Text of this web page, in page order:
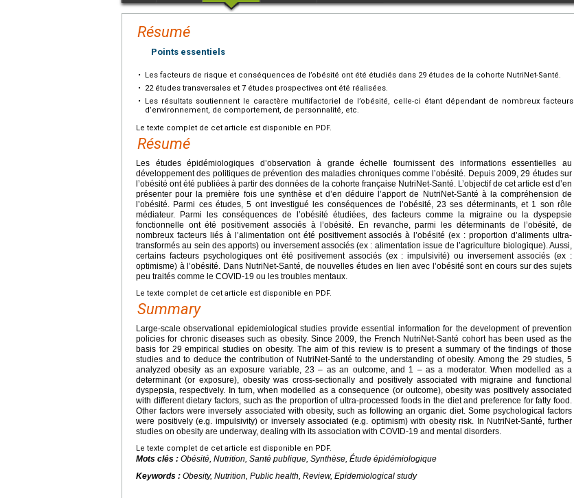
Résumé
Points essentiels
•
Les facteurs de risque et conséquences de l’obésité ont été étudiés dans 29 études de la cohorte NutriNet-Santé.
•
22 études transversales et 7 études prospectives ont été réalisées.
•
Les résultats soutiennent le caractère multifactoriel de l’obésité, celle-ci étant dépendant de nombreux facteurs
d’environnement, de comportement, de personnalité, etc.
Le texte complet de cet article est disponible en PDF.
Résumé
Les études épidémiologiques d’observation à grande échelle fournissent des informations essentielles au
développement des politiques de prévention des maladies chroniques comme l’obésité. Depuis 2009, 29 études sur
l’obésité ont été publiées à partir des données de la cohorte française NutriNet-Santé. L’objectif de cet article est d’en
présenter pour la première fois une synthèse et d’en déduire l’apport de NutriNet-Santé à la compréhension de
l’obésité. Parmi ces études, 5 ont investigué les conséquences de l’obésité, 23 ses déterminants, et 1 son rôle
médiateur. Parmi les conséquences de l’obésité étudiées, des facteurs comme la migraine ou la dyspepsie
fonctionnelle ont été positivement associés à l’obésité. En revanche, parmi les déterminants de l’obésité, de
nombreux facteurs liés à l’alimentation ont été positivement associés à l’obésité (ex : proportion d’aliments ultra-
transformés au sein des apports) ou inversement associés (ex : alimentation issue de l’agriculture biologique). Aussi,
certains facteurs psychologiques ont été positivement associés (ex : impulsivité) ou inversement associés (ex :
optimisme) à l’obésité. Dans NutriNet-Santé, de nouvelles études en lien avec l’obésité sont en cours sur des sujets
peu traités comme le COVID-19 ou les troubles mentaux.
Le texte complet de cet article est disponible en PDF.
Summary
Large-scale observational epidemiological studies provide essential information for the development of prevention
policies for chronic diseases such as obesity. Since 2009, the French NutriNet-Santé cohort has been used as the
basis for 29 empirical studies on obesity. The aim of this review is to present a summary of the findings of those
studies and to deduce the contribution of NutriNet-Santé to the understanding of obesity. Among the 29 studies, 5
analyzed obesity as an exposure variable, 23 – as an outcome, and 1 – as a moderator. When modelled as a
determinant (or exposure), obesity was cross-sectionally and positively associated with migraine and functional
dyspepsia, respectively. In turn, when modelled as a consequence (or outcome), obesity was positively associated
with different dietary factors, such as the proportion of ultra-processed foods in the diet and preference for fatty food.
Other factors were inversely associated with obesity, such as following an organic diet. Some psychological factors
were positively (e.g. impulsivity) or inversely associated (e.g. optimism) with obesity risk. In NutriNet-Santé, further
studies on obesity are underway, dealing with its association with COVID-19 and mental disorders.
Le texte complet de cet article est disponible en PDF.
Mots clés : Obésité, Nutrition, Santé publique, Synthèse, Étude épidémiologique
Keywords : Obesity, Nutrition, Public health, Review, Epidemiological study